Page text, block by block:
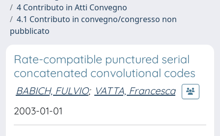
4 Contributo in Atti Convegno
4.1 Contributo in convegno/congresso non
pubblicato
Rate-compatible punctured serial
concatenated convolutional codes
BABICH, FULVIO; VATTA, Francesca
2003-01-01